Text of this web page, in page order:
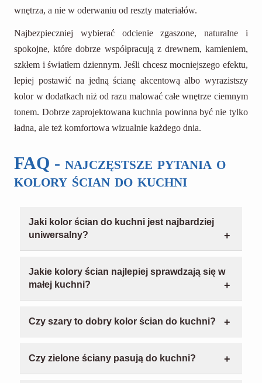
wnętrza, a nie w oderwaniu od reszty materiałów.
Najbezpieczniej wybierać odcienie zgaszone, naturalne i
spokojne, które dobrze współpracują z drewnem, kamieniem,
szkłem i światłem dziennym. Jeśli chcesz mocniejszego efektu,
lepiej postawić na jedną ścianę akcentową albo wyrazistszy
kolor w dodatkach niż od razu malować całe wnętrze ciemnym
tonem. Dobrze zaprojektowana kuchnia powinna być nie tylko
ładna, ale też komfortowa wizualnie każdego dnia.
FAQ - najczęstsze pytania o
kolory ścian do kuchni
Jaki kolor ścian do kuchni jest najbardziej
uniwersalny?
złamany, ecru, beż kremowy, greige i jasny szary.
To odcienie, które łatwo połączyć z białymi,
kuchni w przyszłości.
Jakie kolory ścian najlepiej sprawdzają się w
małej kuchni?
zgaszone, takie jak biały złamany, ecru, beż
wizualnie. Jeśli chcesz mocniejszy kolor,
Czy szary to dobry kolor ścian do kuchni?
albo ocieplone, takie jak jasny szary czy greige.
Czy zielone ściany pasują do kuchni?